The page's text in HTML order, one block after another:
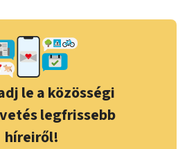
le a közösségi
legfrissebb
híreiről!